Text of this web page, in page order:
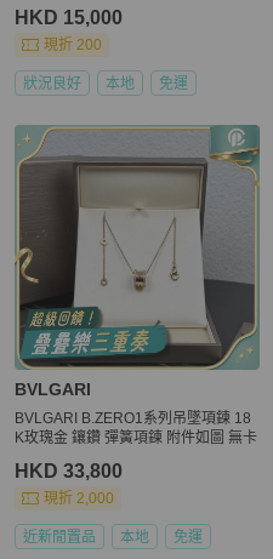
HKD 15,000
現折 200
狀況良好 本地 免運
BVLGARI
BVLGARI B.ZERO1系列吊墜項鍊 18
K玫瑰金 鑲鑽 彈簧項鍊 附件如圖 無卡
HKD 33,800
現折 2,000
近新閒置品 本地 免運